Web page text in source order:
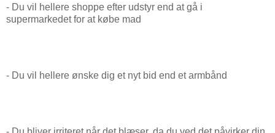
- Du vil hellere shoppe efter udstyr end at gå i
supermarkedet for at købe mad
- Du vil hellere ønske dig et nyt bid end et armbånd